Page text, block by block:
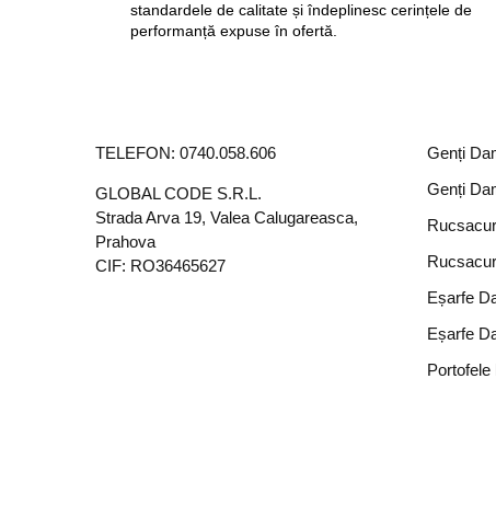
standardele de calitate și îndeplinesc cerințele de
performanță expuse în ofertă.
TELEFON: 0740.058.606
GLOBAL CODE S.R.L.
Strada Arva 19, Valea Calugareasca,
Prahova
CIF: RO36465627
Genți
Genți
Eșarfe
Eșarfe
Portofele